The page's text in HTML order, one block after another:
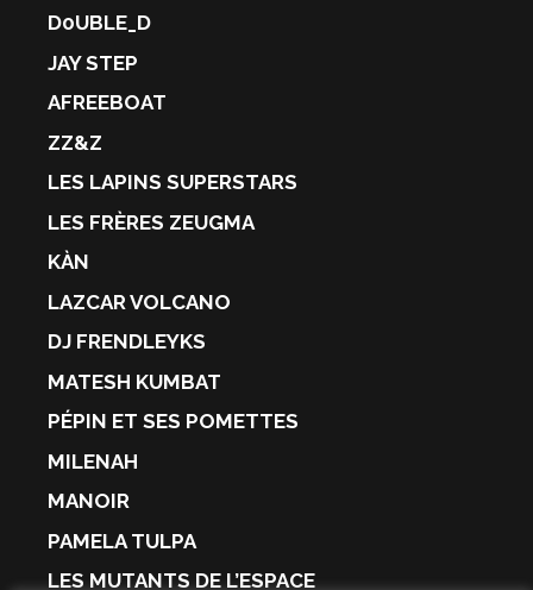
D0UBLE_D
JAY STEP
AFREEBOAT
ZZ&Z
LES LAPINS SUPERSTARS
LES FRÈRES ZEUGMA
KÀN
LAZCAR VOLCANO
DJ FRENDLEYKS
MATESH KUMBAT
PÉPIN ET SES POMETTES
MILENAH
MANOIR
PAMELA TULPA
LES MUTANTS DE L’ESPACE